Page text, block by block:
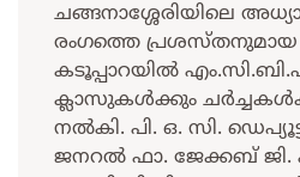
ചങ്ങനാശ്ശേരിയിലെ
രംഗത്തെ
കടൂപ്പാറയിൽ
ക്ലാസുകൾക്കും
നൽകി. പി. ഒ. സി.
ജനറൽ ഫാ. ജേക്കബ് ജി.